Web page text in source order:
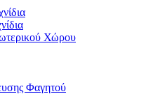
Χώρου
Φαγητού